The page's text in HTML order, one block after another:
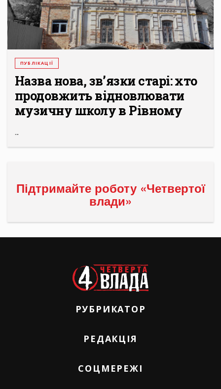
ПУБЛІКАЦІЇ
Назва нова, зв’язки старі: хто
продовжить відновлювати
музичну школу в Рівному
...
Підтримайте роботу «Четвертої
влади»
РУБРИКАТОР
РЕДАКЦІЯ
СОЦМЕРЕЖІ